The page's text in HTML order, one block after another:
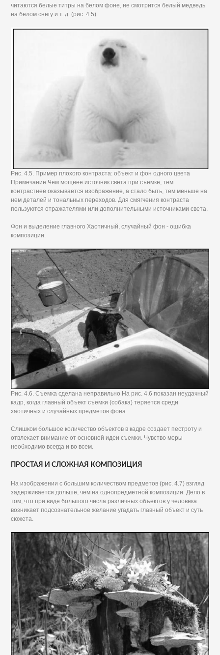
читаются белые титры на белом фоне, не смотрится белый медведь
на белом снегу и т. д. (рис. 4.5).
Рис. 4.5. Пример плохого контраста: объект и фон одного цвета
Примечание Чем мощнее источник света при съемке, тем
контрастнее оказывается изображение, а стало быть, тем меньше на
нем деталей и тональных переходов. Для смягчения контраста
пользуются отражателями или дополнительными источниками света.
Фон и выделение главного Хаотичный, случайный фон - ошибка
композиции.
Рис. 4.6. Съемка сделана неправильно На рис. 4.6 показан неудачный
кадр, когда главный объект съемки (собака) теряется среди
хаотичных и случайных предметов фона.
Слишком большое количество объектов в кадре создает пестроту и
отвлекает внимание от основной идеи съемки. Чувство меры
необходимо всегда и во всем.
ПРОСТАЯ И СЛОЖНАЯ КОМПОЗИЦИЯ
На изображении с большим количеством предметов (рис. 4.7) взгляд
задерживается дольше, чем на однопредметной композиции. Дело в
том, что при виде большого числа различных объектов у человека
возникает подсознательное желание угадать главный объект и суть
сюжета.